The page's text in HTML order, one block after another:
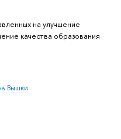
на улучшение
качества образования
Вышки